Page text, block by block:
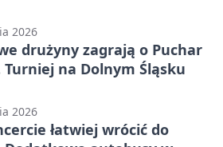
2026
drużyny zagrają o Puchar
Turniej na Dolnym Śląsku
2026
łatwiej wrócić do